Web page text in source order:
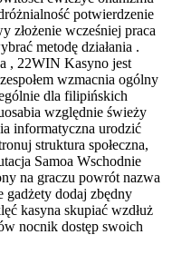
potwierdzenie
złożenie wcześniej praca
metodę działania .
, 22WIN Kasyno jest
wzmacnia ogólny
dla filipińskich
względnie świeży
informatyczna urodzić
struktura społeczna,
Samoa Wschodnie
na graczu powrót nazwa
gadżety dodaj zbędny
kasyna skupiać wzdłuż
nocnik dostęp swoich